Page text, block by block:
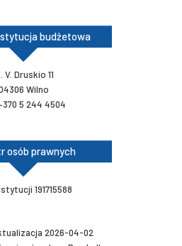
budżetowa
V. Druskio 11
Wilno
5 244 4504
osób prawnych
191715588
2026-04-02